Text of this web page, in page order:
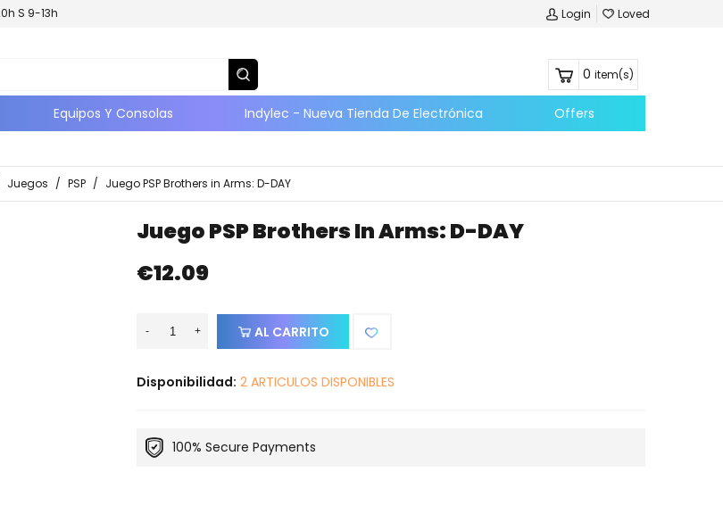
S 9-13h Login Loved
0 item(s)
Equipos Y Consolas Indylec - Nueva Tienda De Electrónica Offers
Juegos / PSP / Juego PSP Brothers in Arms: D-DAY
Juego PSP Brothers In Arms: D-DAY
€12.09
- + AL CARRITO
Disponibilidad: 2 ARTICULOS DISPONIBLES
100% Secure Payments